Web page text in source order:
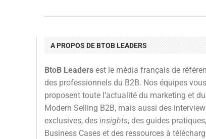
A PROPOS DE BTOB LEADERS
BtoB Leaders est le média français de
des professionnels du B2B. Nos équipes vous
proposent toute l’actualité du marketing et du
Modern Selling B2B, mais aussi des
exclusives, des insights, des guides
Business Cases et des ressources à